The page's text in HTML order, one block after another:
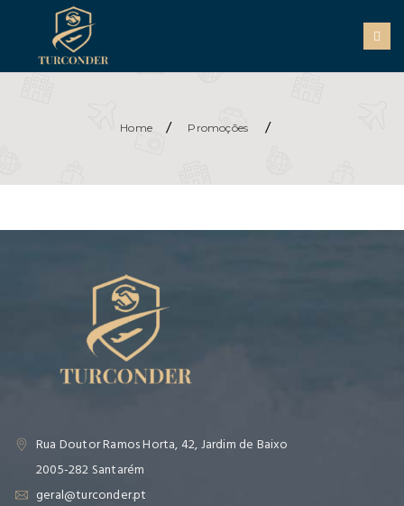
Home / Promoções /
Rua Doutor Ramos Horta, 42, Jardim de Baixo
2005-282 Santarém
geral@turconder.pt